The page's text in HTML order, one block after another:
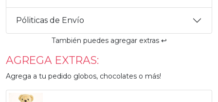
Póliticas de Envío
También puedes agregar extras ↩️
AGREGA EXTRAS:
Agrega a tu pedido globos, chocolates o más!